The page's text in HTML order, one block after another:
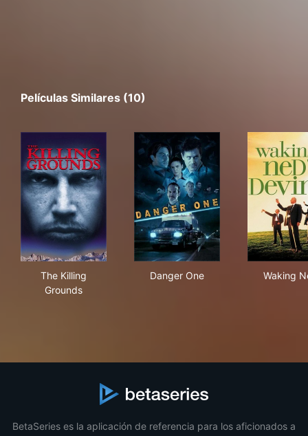
Películas Similares (10)
The Killing
Grounds
Danger One Waking
BetaSeries es la aplicación de referencia para los aficionados a